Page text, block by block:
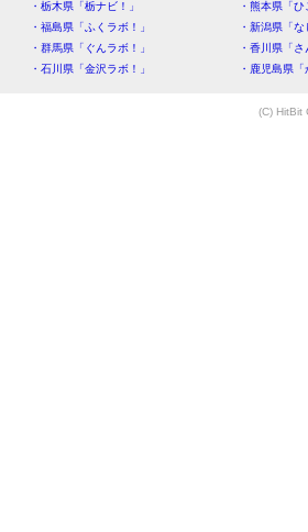
・栃木県「栃ナビ！」
・熊本県「
・福島県「ふくラボ！」
・新潟県「
・群馬県「ぐんラボ！」
・香川県「
・石川県「金沢ラボ！」
・鹿児島県
(C) HitBit